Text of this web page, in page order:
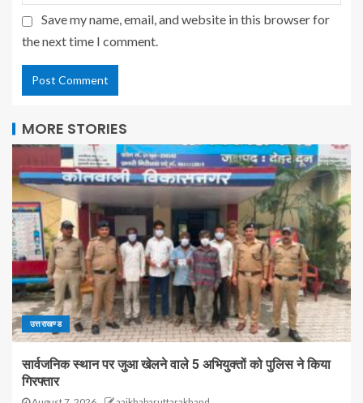
Save my name, email, and website in this browser for
the next time I comment.
MORE STORIES
उत्तराखण्ड
सार्वजनिक स्थान पर जुआ खेलने वाले 5 अभियुक्तों को पुलिस ने किया
गिरफ्तार